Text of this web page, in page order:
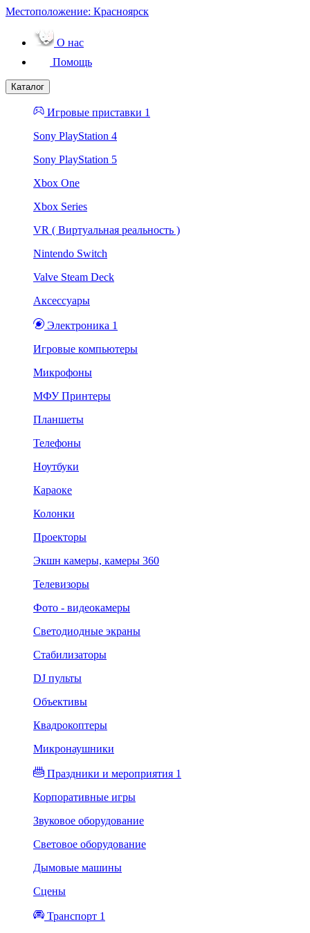
Местоположение: Красноярск
О нас
Помощь
Каталог
Игровые приставки 1
Sony PlayStation 4
Sony PlayStation 5
Xbox One
Xbox Series
VR ( Виртуальная реальность )
Nintendo Switch
Valve Steam Deck
Аксессуары
Электроника 1
Игровые компьютеры
Микрофоны
МФУ Принтеры
Планшеты
Телефоны
Ноутбуки
Караоке
Колонки
Проекторы
Экшн камеры, камеры 360
Телевизоры
Фото - видеокамеры
Светодиодные экраны
Стабилизаторы
DJ пульты
Объективы
Квадрокоптеры
Микронаушники
Праздники и мероприятия 1
Корпоративные игры
Звуковое оборудование
Световое оборудование
Дымовые машины
Сцены
Транспорт 1